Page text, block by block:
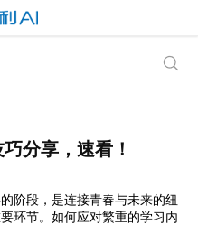
分享，速看！
阶段，是连接青春与未来的纽
环节。如何应对繁重的学习内